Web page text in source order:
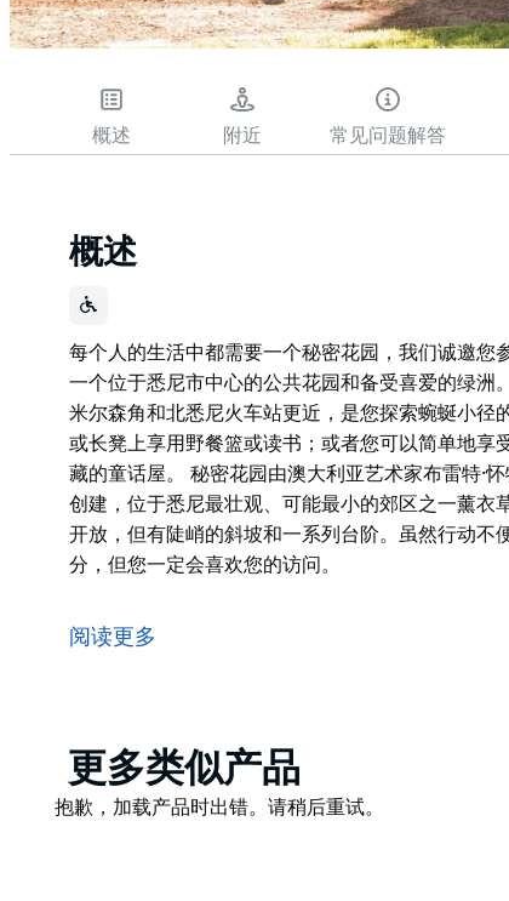
概述 附近 常见问题解答
概述
每个人的生活中都需要一个秘密花园，我们诚邀
一个位于悉尼市中心的公共花园和备受喜爱的绿
米尔森角和北悉尼火车站更近，是您探索蜿蜒小
或长凳上享用野餐篮或读书；或者您可以简单地
藏的童话屋。 秘密花园由澳大利亚艺术家布雷特·
创建，位于悉尼最壮观、可能最小的郊区之一薰
开放，但有陡峭的斜坡和一系列台阶。虽然行动
分，但您一定会喜欢您的访问。
一个位于悉尼市中心的公共花园和备受喜爱的绿洲。
秘密花园由澳大利亚艺术家布雷特·怀特利的妻子
最壮观、可能最小的郊区之一薰衣草湾的月神公园后
阅读更多
Product
List
更多类似产品
Product
抱歉，加载产品时出错。请稍后重试。